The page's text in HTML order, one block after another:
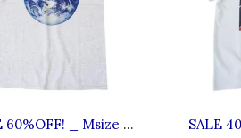
SALE 60%OFF! _ Msize #10 BLM ◆ LIVE IN FAB EARTH リブインファブアース : 半袖 アースTシャツ Ash Gray